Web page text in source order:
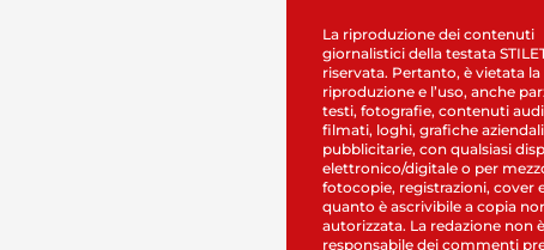
La riproduzione dei contenuti
giornalistici della testata
riservata. Pertanto, è vietata la
riproduzione e l’uso, anche
testi, fotografie, contenuti
filmati, loghi, grafiche
pubblicitarie, con qualsiasi
elettronico/digitale o per
fotocopie, registrazioni, cover
quanto è ascrivibile a copia
autorizzata. La redazione non è
responsabile dei commenti